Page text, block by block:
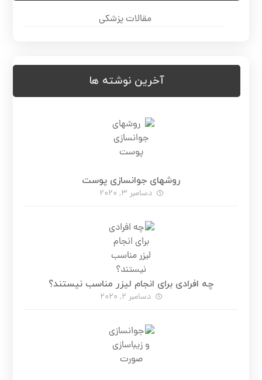
مقالات پزشکی
آخرین نوشته ها
روشهای جوانسازی پوست
دسامبر 3, 2020
چه افرادی برای انجام لیزر مناسب نیستند؟
دسامبر 2, 2020